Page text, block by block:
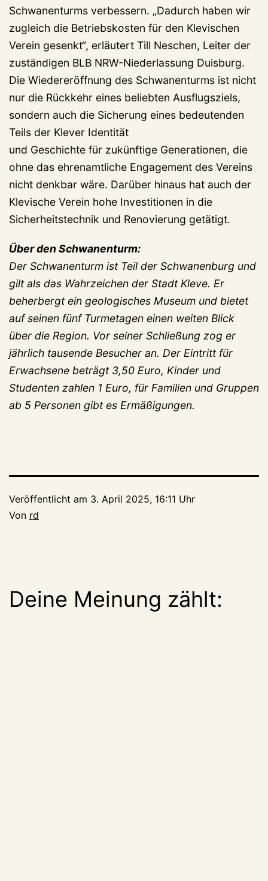
Schwanenturms verbessern. „Dadurch haben wir
zugleich die Betriebskosten für den Klevischen
Verein gesenkt“, erläutert Till Neschen, Leiter der
zuständigen BLB NRW-Niederlassung Duisburg.
Die Wiedereröffnung des Schwanenturms ist nicht
nur die Rückkehr eines beliebten Ausflugsziels,
sondern auch die Sicherung eines bedeutenden
Teils der Klever Identität
und Geschichte für zukünftige Generationen, die
ohne das ehrenamtliche Engagement des Vereins
nicht denkbar wäre. Darüber hinaus hat auch der
Klevische Verein hohe Investitionen in die
Sicherheitstechnik und Renovierung getätigt.
Über den Schwanenturm:
Der Schwanenturm ist Teil der Schwanenburg und
gilt als das Wahrzeichen der Stadt Kleve. Er
beherbergt ein geologisches Museum und bietet
auf seinen fünf Turmetagen einen weiten Blick
über die Region. Vor seiner Schließung zog er
jährlich tausende Besucher an. Der Eintritt für
Erwachsene beträgt 3,50 Euro, Kinder und
Studenten zahlen 1 Euro, für Familien und Gruppen
ab 5 Personen gibt es Ermäßigungen.
Veröffentlicht am 3. April 2025, 16:11 Uhr
Von rd
Deine Meinung zählt: